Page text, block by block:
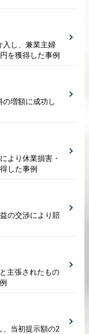
入し、兼業主婦
を獲得した事例
増額に成功し
より休業損害・
した事例
の交渉により賠
主張されたもの
、当初提示額の2